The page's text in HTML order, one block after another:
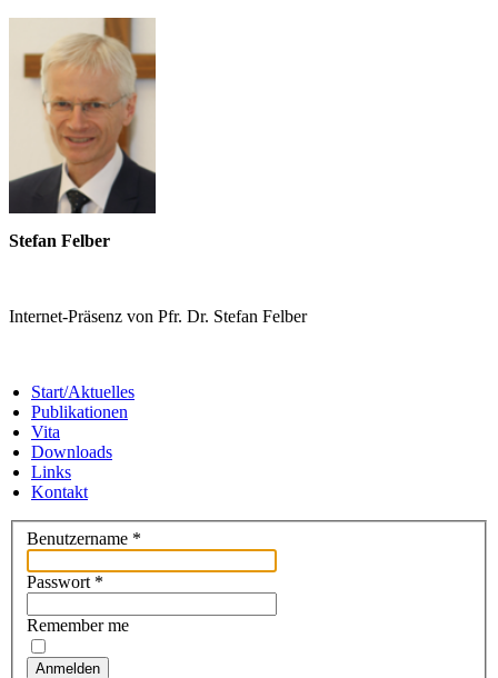
Stefan Felber
Internet-Präsenz von Pfr. Dr. Stefan Felber
Start/Aktuelles
Publikationen
Vita
Downloads
Links
Kontakt
Benutzername *
Passwort *
Remember me
Anmelden